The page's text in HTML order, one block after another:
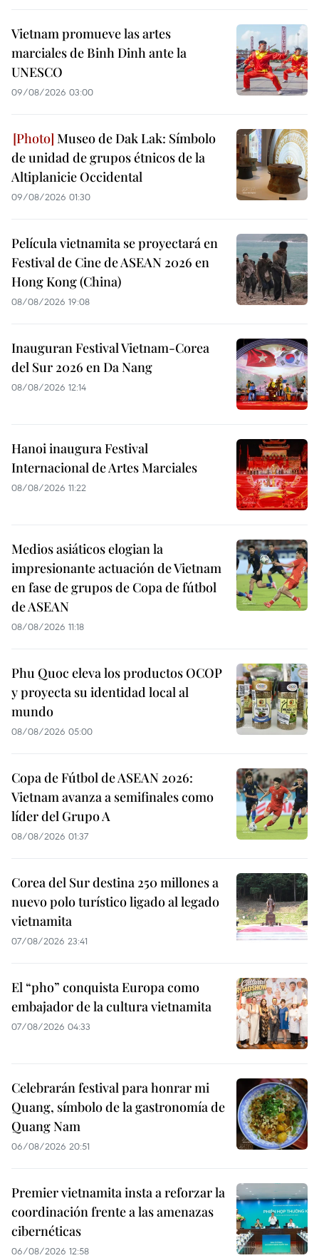
Vietnam promueve las artes
marciales de Binh Dinh ante la
UNESCO
09/08/2026 03:00
Museo de Dak Lak: Símbolo
de unidad de grupos étnicos de la
Altiplanicie Occidental
09/08/2026 01:30
Película vietnamita se proyectará en
Festival de Cine de ASEAN 2026 en
Hong Kong (China)
08/08/2026 19:08
Inauguran Festival Vietnam-Corea
del Sur 2026 en Da Nang
08/08/2026 12:14
Hanoi inaugura Festival
Internacional de Artes Marciales
08/08/2026 11:22
Medios asiáticos elogian la
impresionante actuación de Vietnam
en fase de grupos de Copa de fútbol
de ASEAN
08/08/2026 11:18
Phu Quoc eleva los productos OCOP
y proyecta su identidad local al
mundo
08/08/2026 05:00
Copa de Fútbol de ASEAN 2026:
Vietnam avanza a semifinales como
líder del Grupo A
08/08/2026 01:37
Corea del Sur destina 250 millones a
nuevo polo turístico ligado al legado
vietnamita
07/08/2026 23:41
El “pho” conquista Europa como
embajador de la cultura vietnamita
07/08/2026 04:33
Celebrarán festival para honrar mi
Quang, símbolo de la gastronomía de
Quang Nam
06/08/2026 20:51
Premier vietnamita insta a reforzar la
coordinación frente a las amenazas
cibernéticas
06/08/2026 12:58